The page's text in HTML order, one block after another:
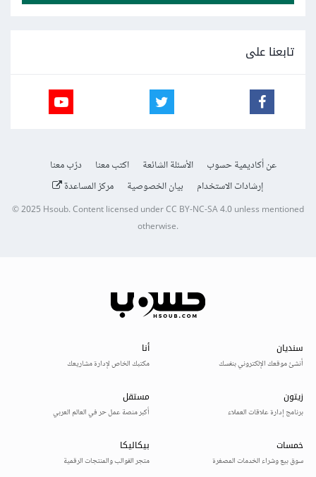
تابعنا على
عن أكاديمية حسوب الأسئلة الشائعة اكتب معنا
درّب معنا
إرشادات الاستخدام
بيان الخصوصية مركز المساعدة
© 2025Hsoub.Content licensed underCC BY-NC-SA 4.0unless mentioned
otherwise.